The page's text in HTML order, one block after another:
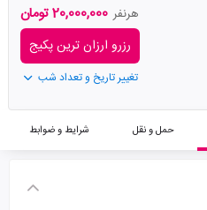
هرنفر 20,000,000 تومان
رزرو ارزان ترین پکیج
تغییر تاریخ و تعداد شب
حمل و نقل شرایط و ضوابط